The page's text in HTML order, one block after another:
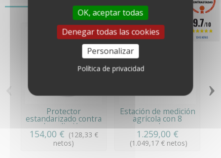
También le puede gustar
Protector
estandarizado contra
la radiación
154,00 € (128,33 €
netos)
Estación de medición
agrícola con 8
sondas...
1.259,00 €
(1.049,17 € netos)
›
9.7/10
1245 NOTAS
OK, aceptar todas
Denegar todas las cookies
Personalizar
Política de privacidad